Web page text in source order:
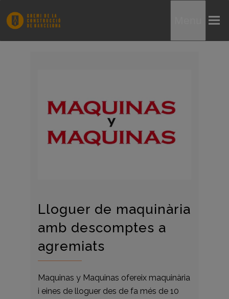
Lloguer de maquinària
amb descomptes a
agremiats
Maquinas y Maquinas ofereix maquinària
i eines de lloguer des de fa més de 10